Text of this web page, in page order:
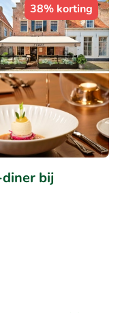
38% korting
bij